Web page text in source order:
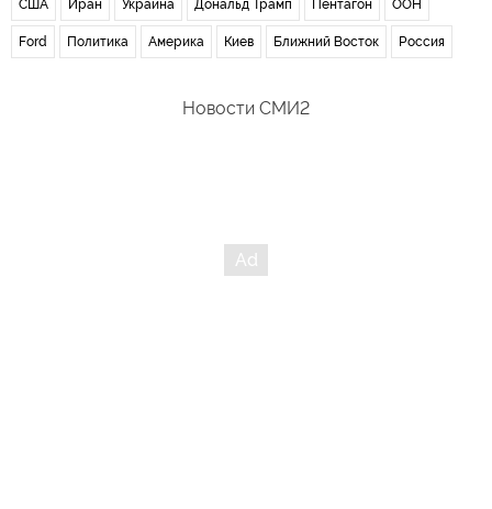
США Иран Украина Дональд Трамп Пентагон ООН
Ford Политика Америка Киев Ближний Восток Россия
Новости СМИ2